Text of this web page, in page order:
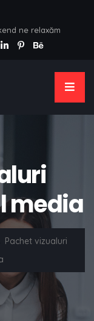
ne relaxăm
media
Pachet vizualuri